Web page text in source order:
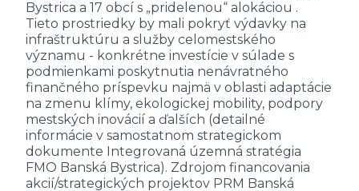
Bystrica a 17 obcí s „pridelenou“ alokáciou .
Tieto prostriedky by mali pokryť výdavky na
infraštruktúru a služby celomestského
významu - konkrétne investície v súlade s
podmienkami poskytnutia nenávratného
finančného príspevku najmä v oblasti adaptácie
na zmenu klímy, ekologickej mobility, podpory
mestských inovácií a ďalších (detailné
informácie v samostatnom strategickom
dokumente Integrovaná územná stratégia
FMO Banská Bystrica). Zdrojom financovania
akcií/strategických projektov PRM Banská